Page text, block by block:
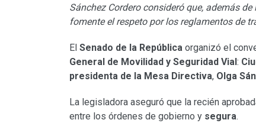
Sánchez Cordero consideró que, además
fomente el respeto por los reglamentos de
El Senado de la República organizó el
General de Movilidad y Seguridad Vial :
presidenta de la Mesa Directiva, Olga
La legisladora aseguró que la recién
entre los órdenes de gobierno y segura.